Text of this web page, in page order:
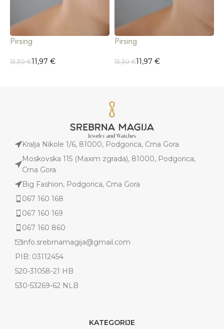
Pirsing
13,30€11,97 €
Pirsing
13,30€11,97 €
Kralja Nikole 1/6, 81000, Podgorica, Crna Gora
Moskovska 115 (Maxim zgrada), 81000, Podgorica,
Crna Gora
Big Fashion, Podgorica, Crna Gora
067 160 168
067 160 169
067 160 860
info.srebrnamagija@gmail.com
PIB: 03112454
520-31058-21 HB
530-53269-62 NLB
KATEGORIJE